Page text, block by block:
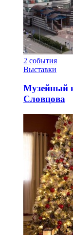
2 события
Выставки
Музейный
Словцова